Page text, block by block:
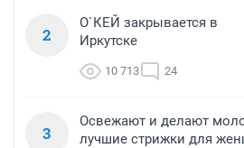
2
О`КЕЙ закрывается в
Иркутске
10 713 24
3
Освежают и делают
лучшие стрижки для